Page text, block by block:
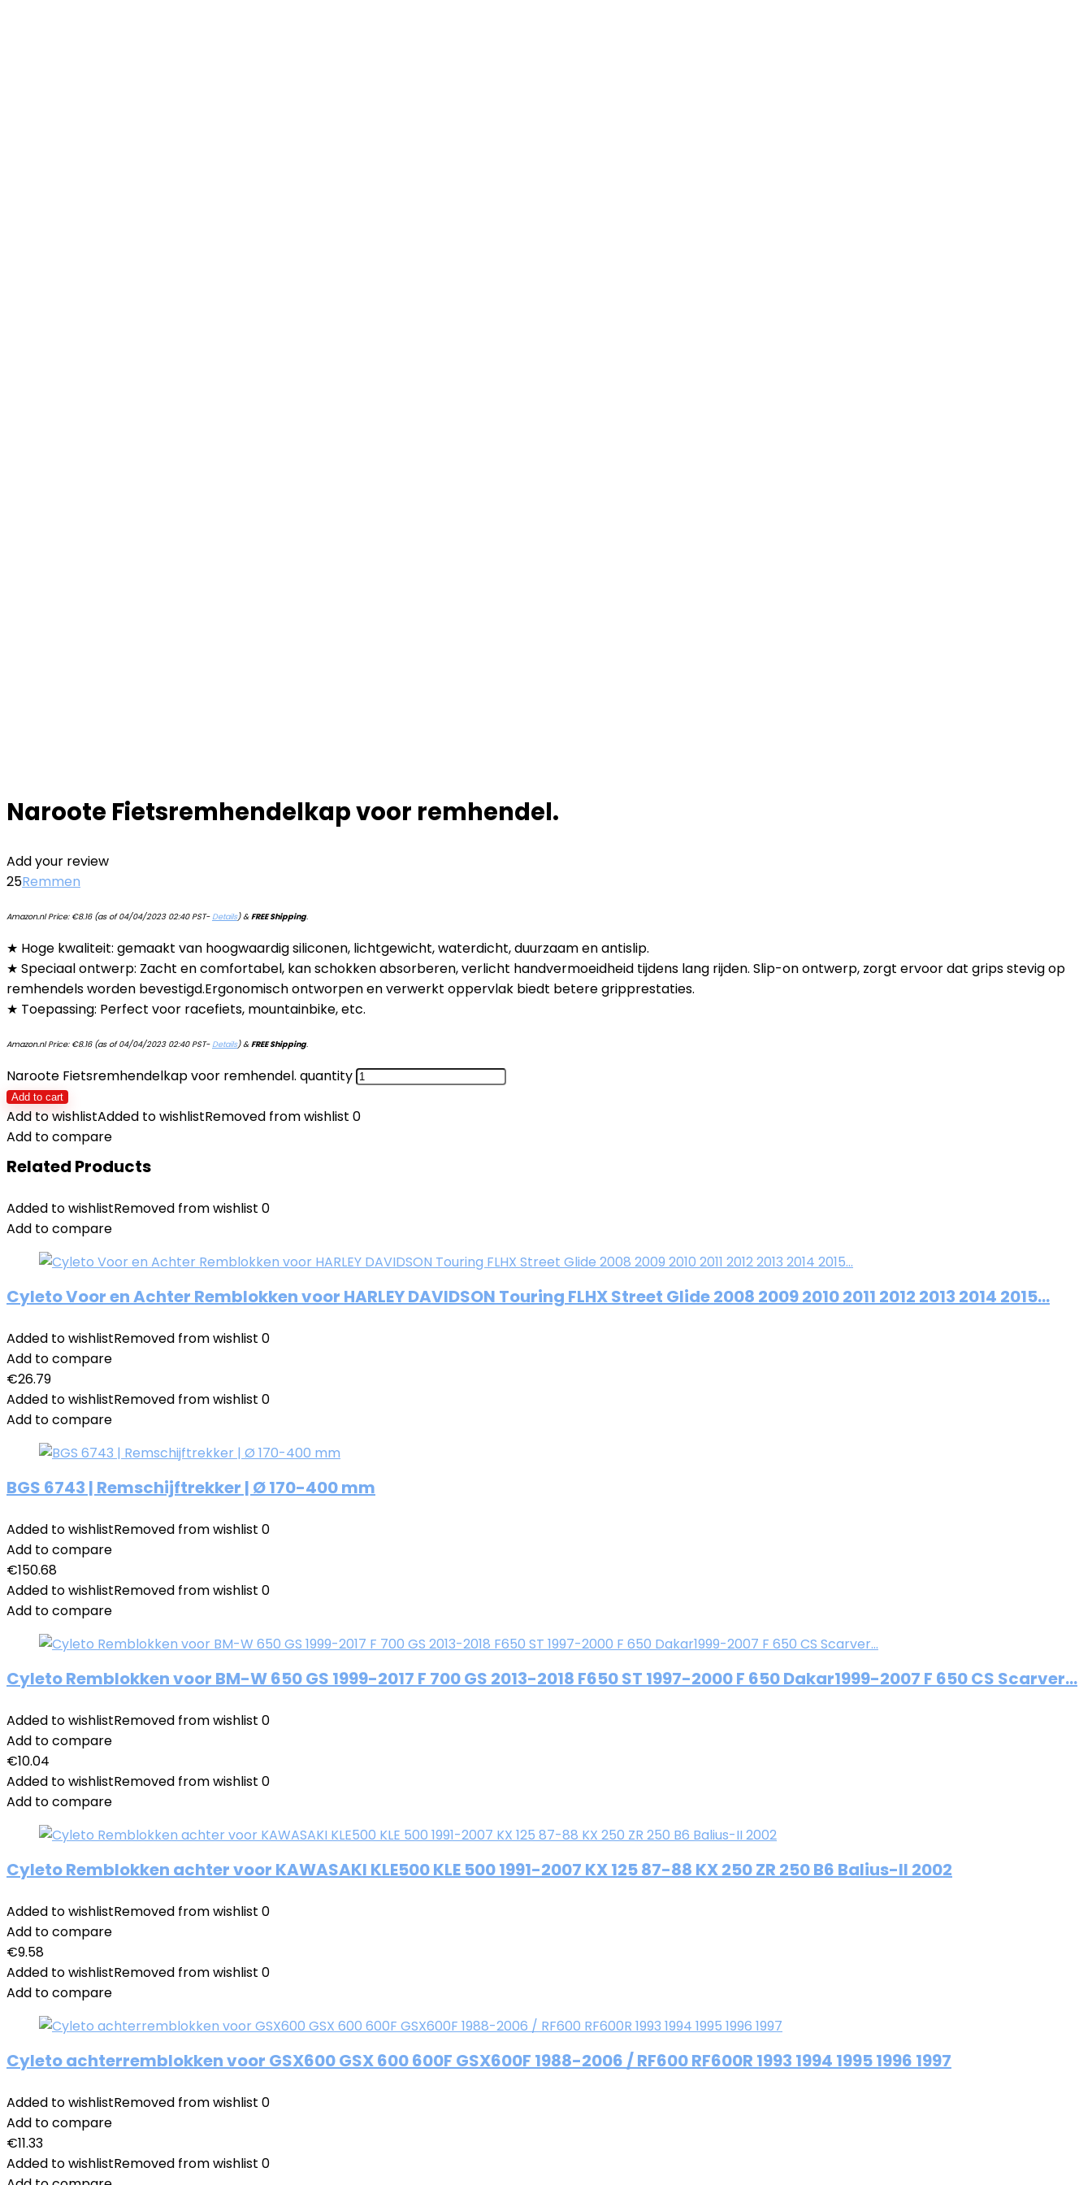
Naroote Fietsremhendelkap voor remhendel.
Add your review
25Remmen
Amazon.nl Price: €8.16(as of 04/04/2023 02:40 PST- Details)&FREE Shipping.
★ Hoge kwaliteit: gemaakt van hoogwaardig siliconen, lichtgewicht, waterdicht, duurzaam en antislip.
★ Speciaal ontwerp: Zacht en comfortabel, kan schokken absorberen, verlicht handvermoeidheid tijdens lang rijden. Slip-on ontwerp, zorgt ervoor dat grips stevig op
remhendels worden bevestigd.Ergonomisch ontworpen en verwerkt oppervlak biedt betere gripprestaties.
★ Toepassing: Perfect voor racefiets, mountainbike, etc.
Amazon.nl Price: €8.16(as of 04/04/2023 02:40 PST- Details)&FREE Shipping.
Naroote Fietsremhendelkap voor remhendel. quantity
Add to cart
Add to wishlistAdded to wishlistRemoved from wishlist 0
Add to compare
Related Products
Added to wishlistRemoved from wishlist 0
Add to compare
Cyleto Voor en Achter Remblokken voor HARLEY DAVIDSON Touring FLHX Street Glide 2008 2009 2010 2011 2012 2013 2014 2015…
Added to wishlistRemoved from wishlist 0
Add to compare
€26.79
Added to wishlistRemoved from wishlist 0
Add to compare
BGS 6743 | Remschijftrekker | Ø 170-400 mm
Added to wishlistRemoved from wishlist 0
Add to compare
€150.68
Added to wishlistRemoved from wishlist 0
Add to compare
Cyleto Remblokken voor BM-W 650 GS 1999-2017 F 700 GS 2013-2018 F650 ST 1997-2000 F 650 Dakar1999-2007 F 650 CS Scarver…
Added to wishlistRemoved from wishlist 0
Add to compare
€10.04
Added to wishlistRemoved from wishlist 0
Add to compare
Cyleto Remblokken achter voor KAWASAKI KLE500 KLE 500 1991-2007 KX 125 87-88 KX 250 ZR 250 B6 Balius-II 2002
Added to wishlistRemoved from wishlist 0
Add to compare
€9.58
Added to wishlistRemoved from wishlist 0
Add to compare
Cyleto achterremblokken voor GSX600 GSX 600 600F GSX600F 1988-2006 / RF600 RF600R 1993 1994 1995 1996 1997
Added to wishlistRemoved from wishlist 0
Add to compare
€11.33
Added to wishlistRemoved from wishlist 0